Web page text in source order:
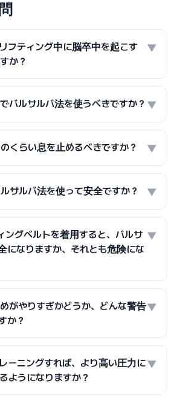
フティング中に脳卒中を起こす
か？
▼
バルサルバ法を使うべきですか？ ▼
くらい息を止めるべきですか？ ▼
サルバ法を使って安全ですか？ ▼
ングベルトを着用すると、バルサ
になりますか、それとも危険にな
▼
がやりすぎかどうか、どんな警告
か？
▼
ーニングすれば、より高い圧力に
ようになりますか？
▼